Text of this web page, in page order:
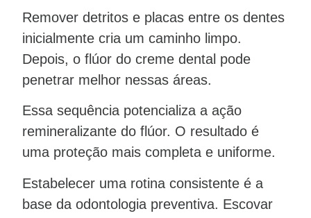
Remover detritos e placas entre os dentes
inicialmente cria um caminho limpo.
Depois, o flúor do creme dental pode
penetrar melhor nessas áreas.
Essa sequência potencializa a ação
remineralizante do flúor. O resultado é
uma proteção mais completa e uniforme.
Estabelecer uma rotina consistente é a
base da odontologia preventiva. Escovar